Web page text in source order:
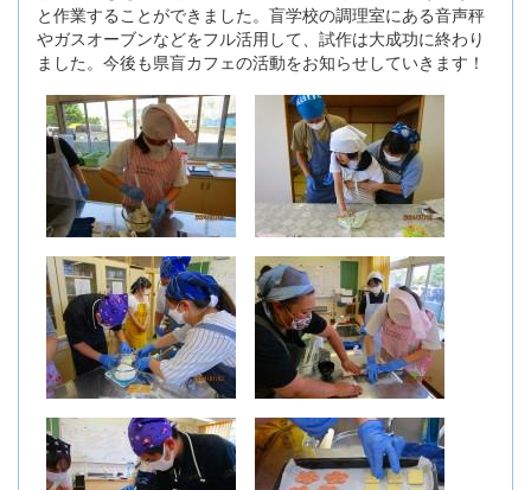
と作業することができました。盲学校の調理室にある音声秤
やガスオーブンなどをフル活用して、試作は大成功に終わり
ました。今後も県盲カフェの活動をお知らせしていきます！